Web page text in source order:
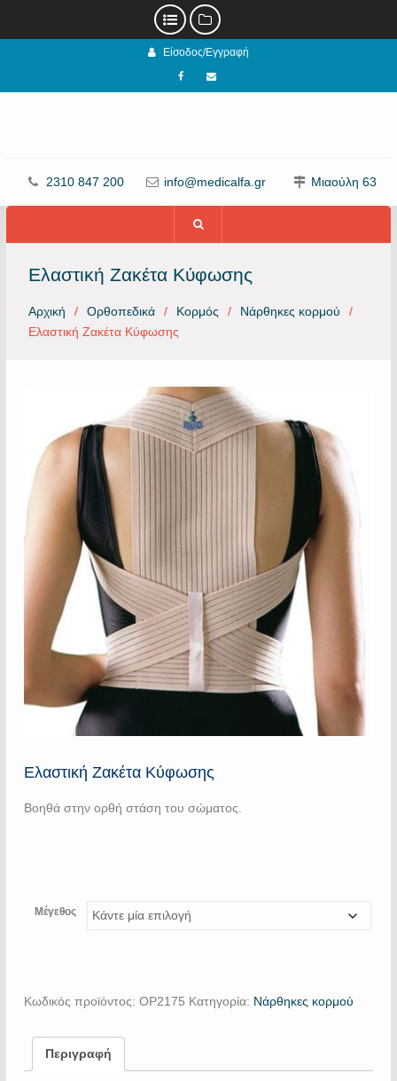
Είσοδος/Εγγραφή
Facebook
email
2310 847 200 info@medicalfa.gr Μιαούλη 63
Ελαστική Ζακέτα Κύφωσης
Αρχική Ορθοπεδικά Κορμός
Νάρθηκες κορμού
Ελαστική Ζακέτα Κύφωσης
Ελαστική Ζακέτα Κύφωσης
Βοηθά στην ορθή στάση του σώματος.
Μέγεθος
Κωδικός προϊόντος: OP2175 Κατηγορία: Νάρθηκες κορμού
Περιγραφή